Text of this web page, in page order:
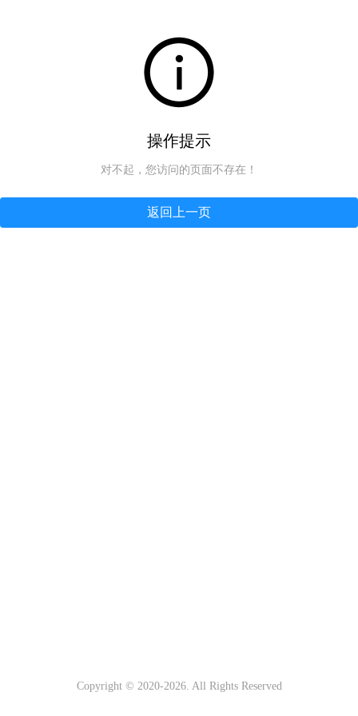
操作提示
对不起，您访问的页面不存在！
返回上一页
Copyright © 2020-2026. All Rights Reserved